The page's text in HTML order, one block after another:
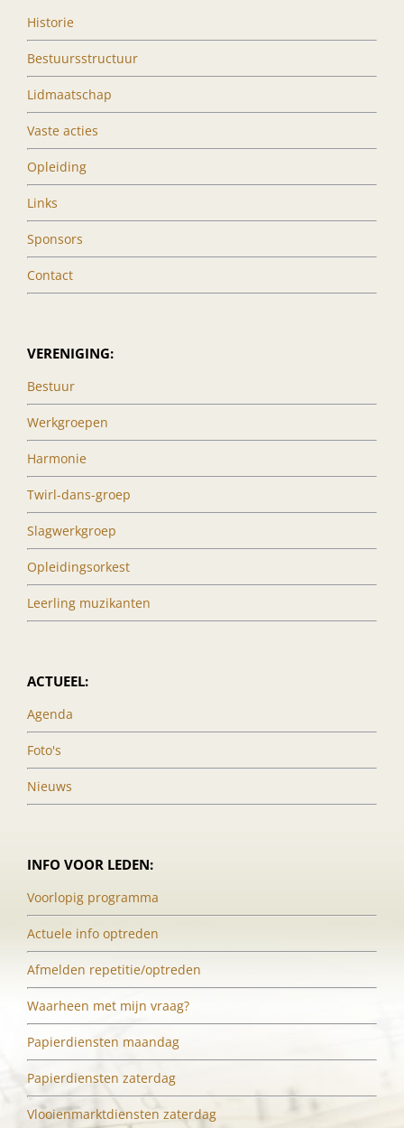
Historie
Bestuursstructuur
Lidmaatschap
Vaste acties
Opleiding
Links
Sponsors
Contact
VERENIGING:
Bestuur
Werkgroepen
Harmonie
Twirl-dans-groep
Slagwerkgroep
Opleidingsorkest
Leerling muzikanten
ACTUEEL:
Agenda
Foto's
Nieuws
INFO VOOR LEDEN:
Voorlopig programma
Actuele info optreden
Afmelden repetitie/optreden
Waarheen met mijn vraag?
Papierdiensten maandag
Papierdiensten zaterdag
Vlooienmarktdiensten zaterdag